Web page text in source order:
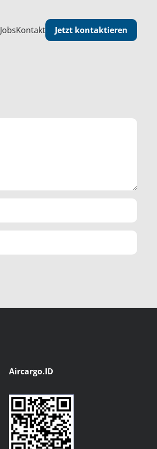
JobsKontakt Jetzt kontaktieren
Aircargo.ID